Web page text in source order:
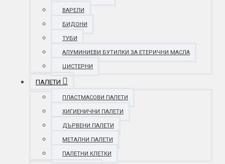
ВАРЕЛИ
БИДОНИ
ТУБИ
АЛУМИНИЕВИ БУТИЛКИ ЗА ЕТЕРИЧНИ МАСЛА
ЦИСТЕРНИ
ПАЛЕТИ
ПЛАСТМАСОВИ ПАЛЕТИ
ХИГИЕНИЧНИ ПАЛЕТИ
ДЪРВЕНИ ПАЛЕТИ
МЕТАЛНИ ПАЛЕТИ
ПАЛЕТНИ КЛЕТКИ